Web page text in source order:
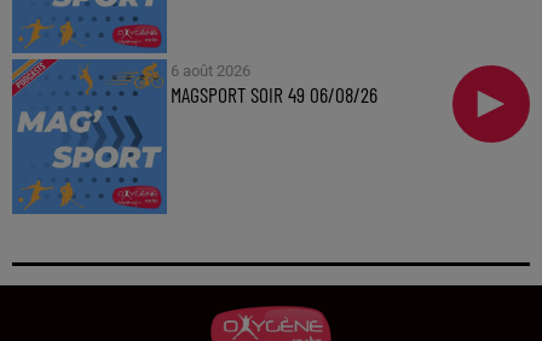
6 août 2026
MAGSPORT SOIR 49 06/08/26